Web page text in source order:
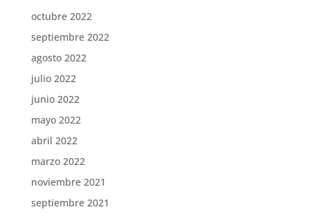
octubre 2022
septiembre 2022
agosto 2022
julio 2022
junio 2022
mayo 2022
abril 2022
marzo 2022
noviembre 2021
septiembre 2021